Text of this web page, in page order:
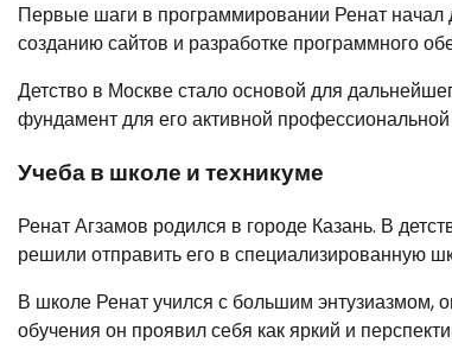
Первые шаги в программировании Ренат начал
созданию сайтов и разработке программного
Детство в Москве стало основой для
фундамент для его активной
Учеба в школе и техникуме
Ренат Агзамов родился в городе Казань. В
решили отправить его в специализированную
В школе Ренат учился с большим энтузиазмом,
обучения он проявил себя как яркий и